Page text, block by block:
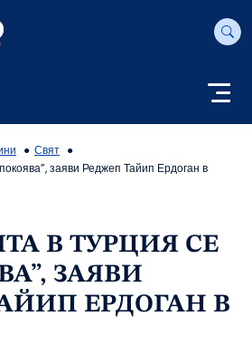
Свят
заяви Реджеп Тайип Ердоган в
В ТУРЦИЯ СЕ
ЗАЯВИ
ЕРДОГАН В